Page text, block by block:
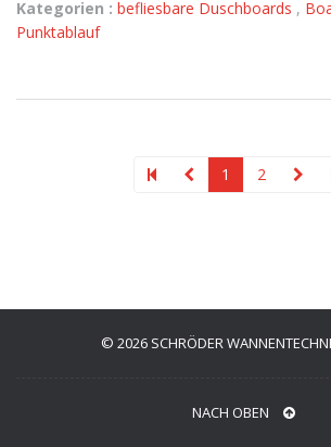
Kategorien : befliesbare Duschboards ,
Punktablauf
1 2
© 2026 SCHRÖDER
NACH OBEN